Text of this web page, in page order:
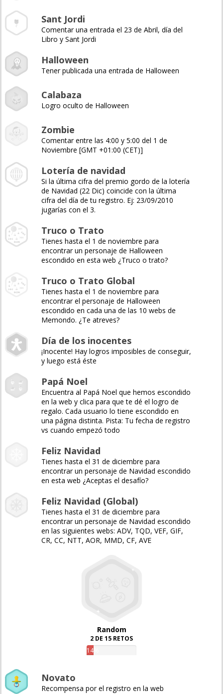
Sant Jordi
Comentar una entrada el 23 de Abril, día del
Libro y Sant Jordi
Halloween
Tener publicada una entrada de Halloween
Calabaza
Logro oculto de Halloween
Zombie
Comentar entre las 4:00 y 5:00 del 1 de
Noviembre [GMT +01:00 (CET)]
Lotería de navidad
Si la última cifra del premio gordo de la lotería
de Navidad (22 Dic) coincide con la última
cifra del día de tu registro. Ej: 23/09/2010
jugarías con el 3.
Truco o Trato
Tienes hasta el 1 de noviembre para
encontrar un personaje de Halloween
escondido en esta web ¿Truco o trato?
Truco o Trato Global
Tienes hasta el 1 de noviembre para
encontrar el personaje de Halloween
escondido en cada una de las 10 webs de
Memondo. ¿Te atreves?
Día de los inocentes
¡Inocente! Hay logros imposibles de conseguir,
y luego está éste
Papá Noel
Encuentra al Papá Noel que hemos escondido
en la web y clica para que te dé el logro de
regalo. Cada usuario lo tiene escondido en
una página distinta. Pista: Tu fecha de registro
vs cuando empezó todo
Feliz Navidad
Tienes hasta el 31 de diciembre para
encontrar un personaje de Navidad escondido
en esta web ¿Aceptas el desafío?
Feliz Navidad (Global)
Tienes hasta el 31 de diciembre para
encontrar un personaje de Navidad escondido
en las siguientes webs: ADV, TQD, VEF, GIF,
CR, CC, NTT, AOR, MMD, CF, AVE
Random
2 DE 15 RETOS
14%
Novato
Recompensa por el registro en la web